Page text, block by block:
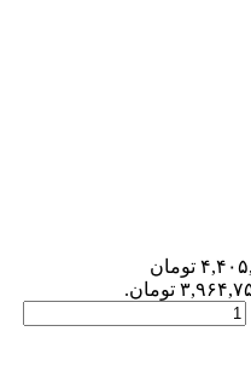
قیمت اصلی: ۴,۴۰۵,۲۸۰ تومان